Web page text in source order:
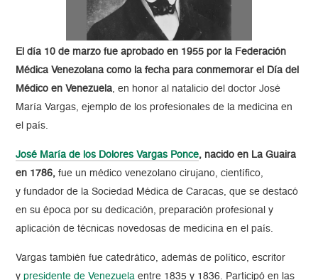
El día 10 de marzo fueaprobado en 1955 por la Federación
Médica Venezolana como la fecha para conmemorar el Día del
Médico en Venezuela, en honor al natalicio del doctor José
María Vargas, ejemplo de los profesionales de la medicina en
el país.
José María de los Dolores Vargas Ponce, nacido en La Guaira
en 1786,fue un médico venezolano cirujano, científico,
y fundador de la Sociedad Médica de Caracas, que se destacó
en su época por su dedicación, preparación profesional y
aplicación de técnicas novedosas de medicina en el país.
Vargas también fue catedrático, además de político, escritor
ypresidente de Venezuela entre 1835 y 1836. Participó en las